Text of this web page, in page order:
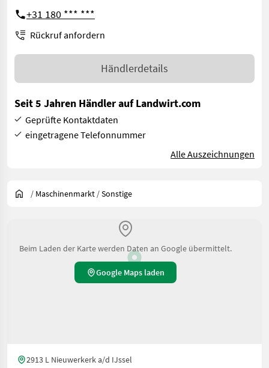
+31 180 *** ***
Rückruf anfordern
Händlerdetails
Seit 5 Jahren Händler auf Landwirt.com
Geprüfte Kontaktdaten
eingetragene Telefonnummer
Alle Auszeichnungen
/ Maschinenmarkt /Sonstige
Beim Laden der Karte werden Daten an Google übermittelt.
Google Maps laden
2913 L Nieuwerkerk a/d IJssel